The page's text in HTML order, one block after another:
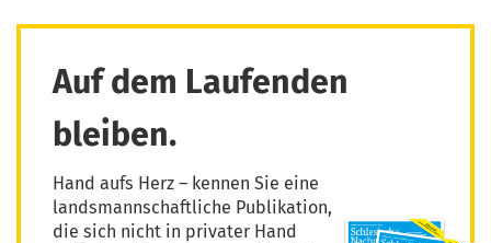
Auf dem Laufenden
bleiben.
Hand aufs Herz – kennen Sie eine
landsmannschaftliche Publikation,
die sich nicht in privater Hand